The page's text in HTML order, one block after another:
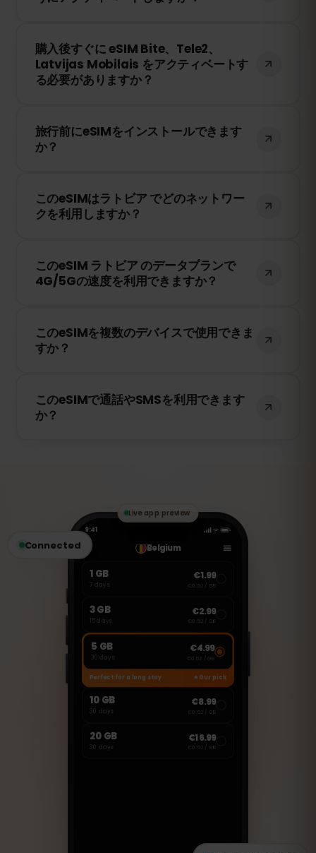
トフォンのeSIM設定でQRコードをスキャ
ンするだけで、すぐに利用できます！物理
SIMカードの交換は不要です。
購入後すぐに eSIM Bite、Tele2、
Latvijas Mobilais をアクティベートす
る必要がありますか？
ます。ただし、Bite、Tele2、Latvijas
Mobilais のネットワークに接続したときに
旅行前にeSIMをインストールできます
か？
とをおすすめします。ただし、ラトビア に
到着するまでネットワークに接続しないよ
このeSIMはラトビア でどのネットワー
クを利用しますか？
ネットワークに接続します。例えば、
Bite、Tele2、Latvijas Mobilais などが含ま
このeSIM ラトビア のデータプランで
4G/5Gの速度を利用できますか？
を提供し、ラトビア で5Gが利用可能な場
合は5Gにも対応しています。快適なインタ
このeSIMを複数のデバイスで使用できま
すか？
と、1台のデバイスにのみ紐付けられます。
スマートフォンを変更する場合は、新しい
このeSIMで通話やSMSを利用できます
か？